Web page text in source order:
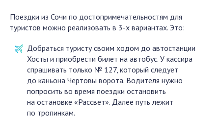
Поездки из Сочи по достопримечательностям для
туристов можно реализовать в 3-х вариантах. Это:
Добраться туристу своим ходом до автостанции
Хосты и приобрести билет на автобус. У кассира
спрашивать только № 127, который следует
до каньона Чертовы ворота. Водителя нужно
попросить во время поездки остановить
на остановке «Рассвет». Далее путь лежит
по тропинкам.